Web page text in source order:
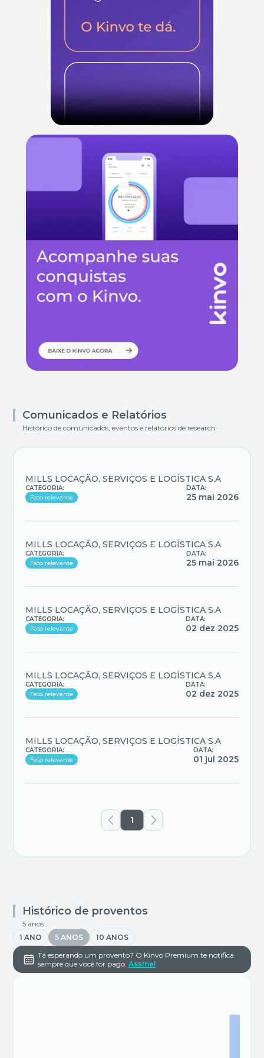
Comunicados e Relatórios
Histórico de comunicados, eventos e relatórios de research
MILLS LOCAÇÃO, SERVIÇOS E LOGÍSTICA S.A
CATEGORIA:
Fato relevante
DATA:
25 mai 2026
MILLS LOCAÇÃO, SERVIÇOS E LOGÍSTICA S.A
CATEGORIA:
Fato relevante
DATA:
25 mai 2026
MILLS LOCAÇÃO, SERVIÇOS E LOGÍSTICA S.A
CATEGORIA:
Fato relevante
DATA:
02 dez 2025
MILLS LOCAÇÃO, SERVIÇOS E LOGÍSTICA S.A
CATEGORIA:
Fato relevante
DATA:
02 dez 2025
MILLS LOCAÇÃO, SERVIÇOS E LOGÍSTICA S.A
CATEGORIA:
Fato relevante
DATA:
01 jul 2025
1
Histórico de proventos
5 anos
1 ANO
5 ANOS
10 ANOS
Tá esperando um provento? O Kinvo Premium te notifica
sempre que você for pago. Assine!